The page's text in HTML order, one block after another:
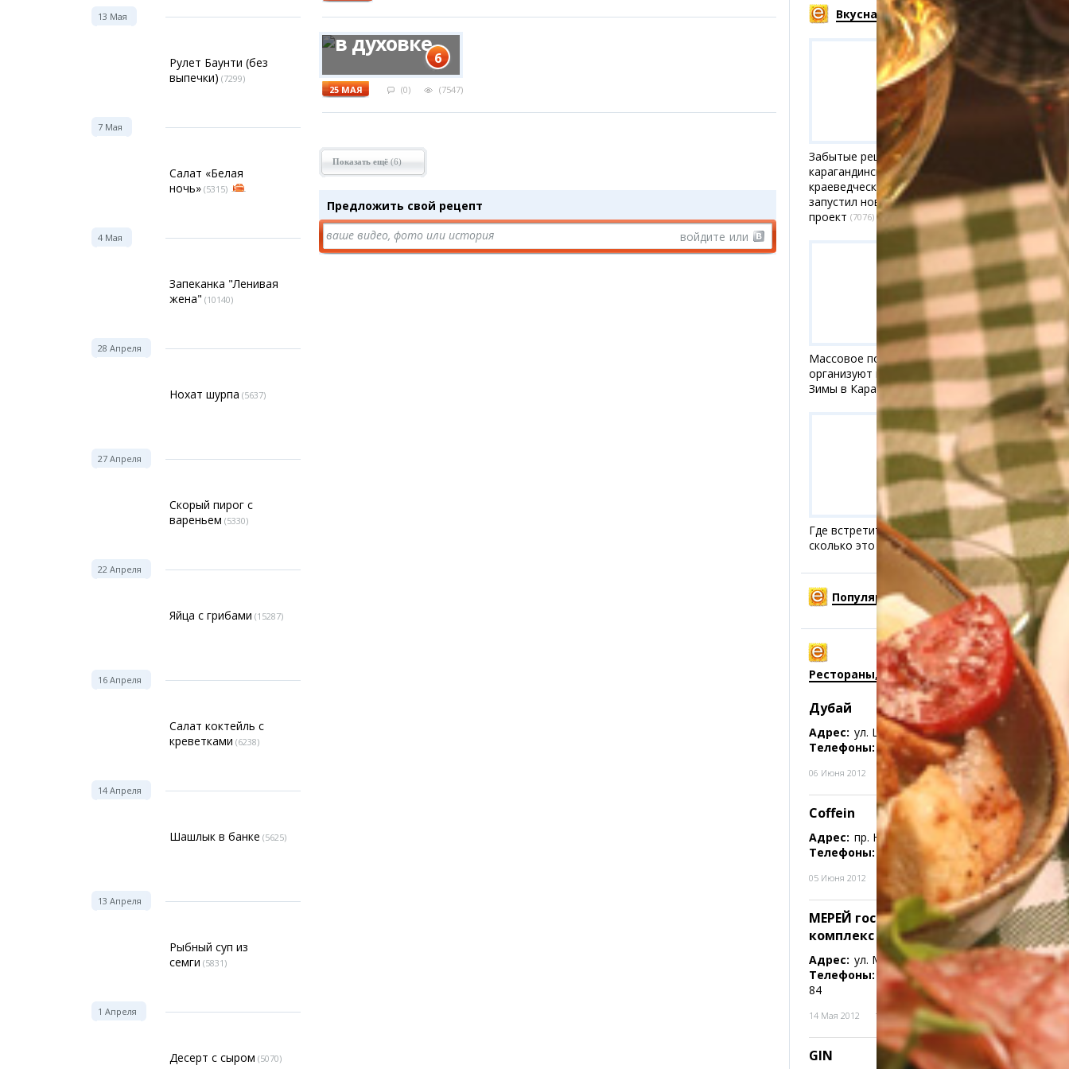
13 Мая
Рулет Баунти (без
выпечки) (7299)
7 Мая
Салат «Белая
ночь» (5315)
4 Мая
Запеканка "Ленивая
жена" (10140)
28 Апреля
Нохат шурпа (5637)
27 Апреля
Скорый пирог с
вареньем (5330)
22 Апреля
Яйца с грибами (15287)
16 Апреля
Салат коктейль с
креветками (6238)
14 Апреля
Шашлык в банке (5625)
13 Апреля
Рыбный суп из
семги (5831)
1 Апреля
Десерт с сыром (5070)
6
Скумбрия
в духовке
25 МАЯ (0) (7547)
Показать ещё(6)
Предложить свой рецепт
войдите или
ваше видео, фото или история
Вкусная рубрика
Забытые рецепты:
карагандинский
краеведческий музей
запустил новый онлайн-
проект (7076)
Массовое поедание блинов
организуют на Проводах
Зимы в Караганде (8121)
Где встретить Новый годи
сколько это стоит?(22515)
Популярные рецепты
Рестораны, кафе, бары
Дубай
Адрес: ул. Шакирова, 35
Телефоны: 33-57-11
06 Июня 2012 30
Coffein
Адрес: пр. Н. Абдирова, 32
Телефоны: 51-88-88
05 Июня 2012
МЕРЕЙ гостиничный
комплекс ТОО
Адрес: ул. Мичурина, 11
Телефоны:
41-56-04,41-64-
84
14 Мая 2012 233
GIN